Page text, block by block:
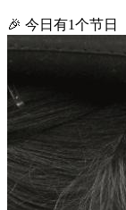
🎉 今日有1个节日